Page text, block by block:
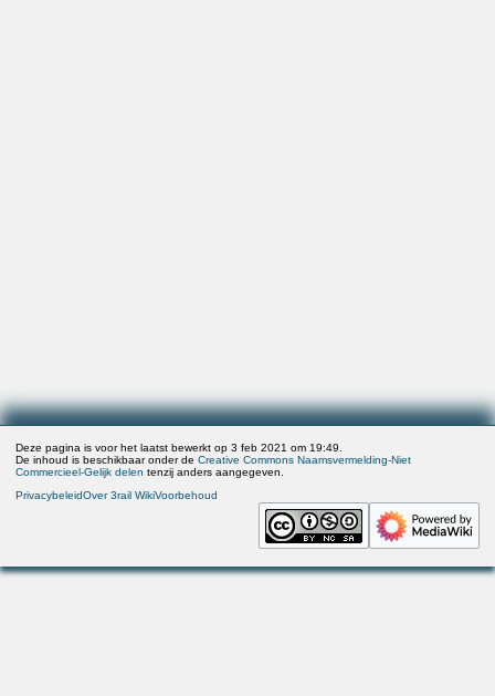
Deze pagina is voor het laatst bewerkt op 3 feb 2021 om 19:49.
De inhoud is beschikbaar onder deCreative Commons Naamsvermelding-Niet
Commercieel-Gelijk delen tenzij anders aangegeven.
PrivacybeleidOver 3rail WikiVoorbehoud